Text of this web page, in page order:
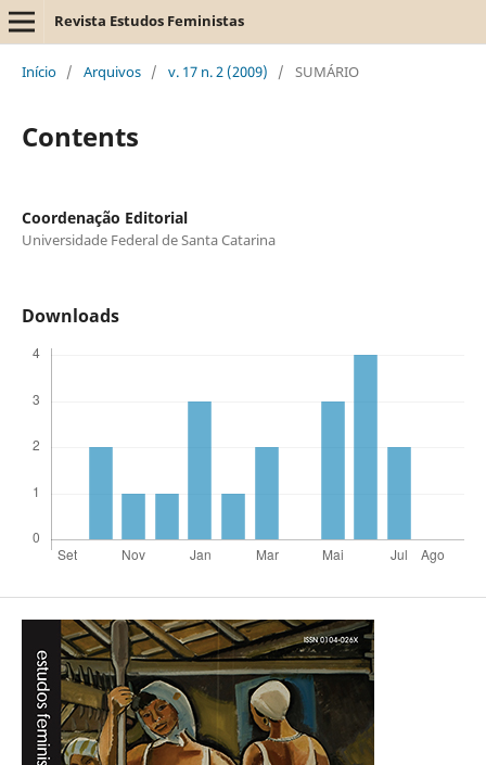
Revista Estudos Feministas
Início / Arquivos / v. 17 n. 2 (2009) / SUMÁRIO
Contents
Coordenação Editorial
Universidade Federal de Santa Catarina
Downloads